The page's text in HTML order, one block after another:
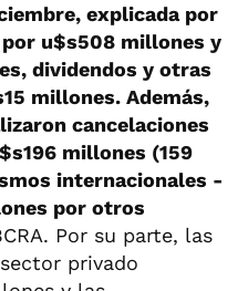
explicada por
u$s508 millones y
dividendos y otras
millones. Además,
cancelaciones
millones (159
internacionales -
por otros
Por su parte, las
privado